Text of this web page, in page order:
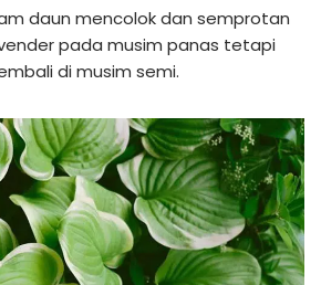
daun mencolok dan semprotan
pada musim panas tetapi
di musim semi.